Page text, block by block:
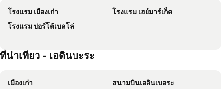
Ten Hill Place
Residence Inn by Marriott Edinburgh
easyHotel Edinburgh
Kimpton Charlotte Square By Ihg
The Northumberland
Britannia Edinburgh Hotel
โรงแรม เมืองเก่า
โรงแรม เฮย์มาร์เก็ต
โรงแรม ปอร์โต้เบลโล่
ที่น่าเที่ยว - เอดินบะระ
เมืองเก่า
สนามบินเอดินเบอระ